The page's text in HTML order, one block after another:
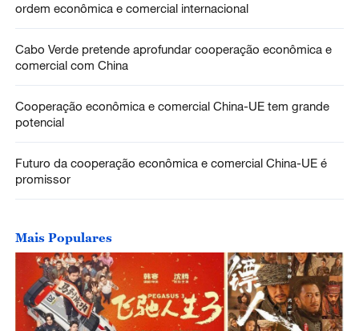
ordem econômica e comercial internacional
Cabo Verde pretende aprofundar cooperação econômica e
comercial com China
Cooperação econômica e comercial China-UE tem grande
potencial
Futuro da cooperação econômica e comercial China-UE é
promissor
Mais Populares